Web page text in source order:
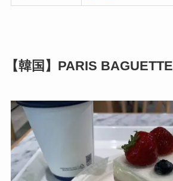
【韓国】PARIS BAGUETTE